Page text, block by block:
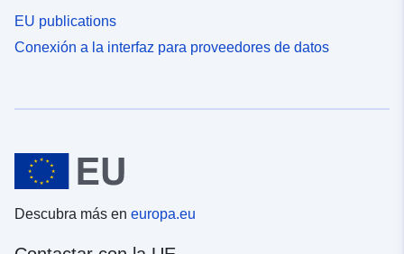
EU publications
Conexión a la interfaz para proveedores de datos
Descubra más en europa.eu